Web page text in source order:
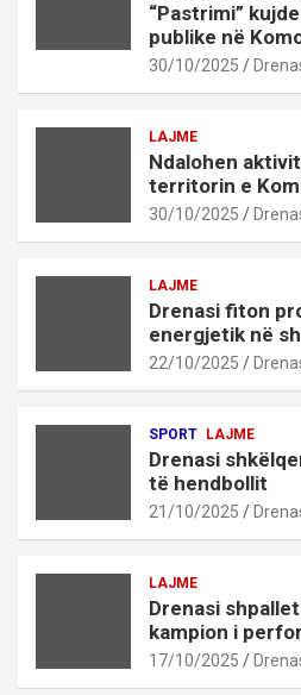
“Pastrimi”
publike në
30/10/2025
LAJME
Ndalohen
territorin e
30/10/2025
LAJME
Drenasi fiton
energjetik në
22/10/2025
SPORT LAJME
Drenasi
të hendbollit
21/10/2025
LAJME
Drenasi
kampion i
17/10/2025